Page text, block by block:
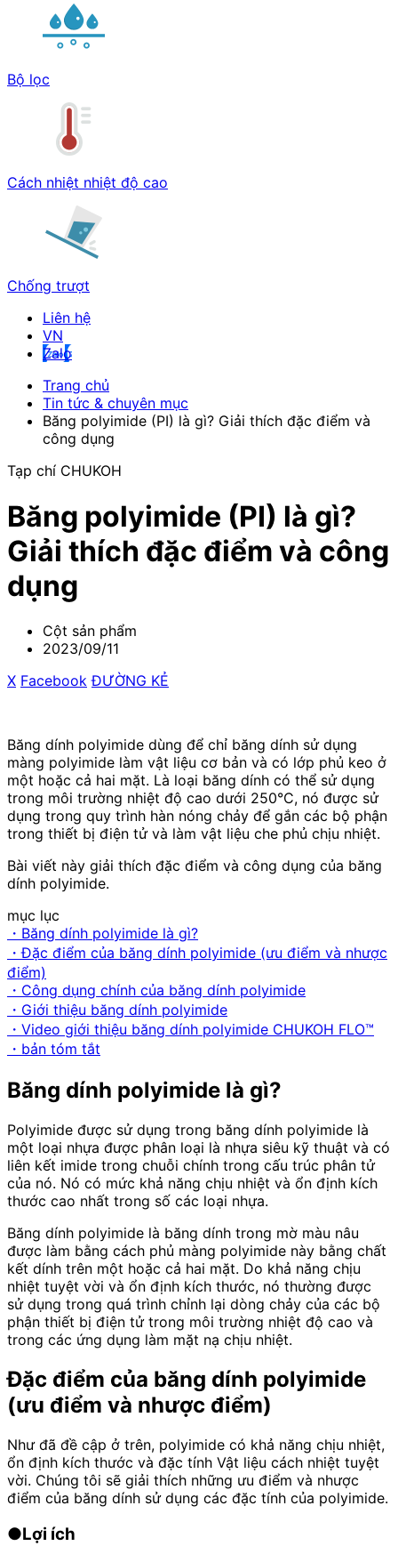
Bộ lọc
Cách nhiệt nhiệt độ cao
Chống trượt
Liên hệ
Zalo
Trang chủ
Tin tức & chuyên mục
Băng polyimide (PI) là gì? Giải thích đặc điểm và
công dụng
Tạp chí CHUKOH
Băng polyimide (PI) là gì?
Giải thích đặc điểm và công
dụng
Cột sản phẩm
2023/09/11
X Facebook ​ ​ĐƯỜNG KẺ
Băng dính polyimide dùng để chỉ băng dính sử dụng
màng polyimide làm vật liệu cơ bản và có lớp phủ keo ở
một hoặc cả hai mặt. Là loại băng dính có thể sử dụng
trong môi trường nhiệt độ cao dưới 250°C, nó được sử
dụng trong quy trình hàn nóng chảy để gắn các bộ phận
trong thiết bị điện tử và làm vật liệu che phủ chịu nhiệt.
Bài viết này giải thích đặc điểm và công dụng của băng
dính polyimide.
mục lục
・Băng dính polyimide là gì?
・Đặc điểm của băng dính polyimide (ưu điểm và nhược
điểm)
・Công dụng chính của băng dính polyimide
・Giới thiệu băng dính polyimide
・Video giới thiệu băng dính polyimide CHUKOH FLO™
・bản tóm tắt
Băng dính polyimide là gì?
Polyimide được sử dụng trong băng dính polyimide là
một loại nhựa được phân loại là nhựa siêu kỹ thuật và có
liên kết imide trong chuỗi chính trong cấu trúc phân tử
của nó. Nó có mức khả năng chịu nhiệt và ổn định kích
thước cao nhất trong số các loại nhựa.
Băng dính polyimide là băng dính trong mờ màu nâu
được làm bằng cách phủ màng polyimide này bằng chất
kết dính trên một hoặc cả hai mặt. Do khả năng chịu
nhiệt tuyệt vời và ổn định kích thước, nó thường được
sử dụng trong quá trình chỉnh lại dòng chảy của các bộ
phận thiết bị điện tử trong môi trường nhiệt độ cao và
trong các ứng dụng làm mặt nạ chịu nhiệt.
Đặc điểm của băng dính polyimide
(ưu điểm và nhược điểm)
Như đã đề cập ở trên, polyimide có khả năng chịu nhiệt,
ổn định kích thước và đặc tính Vật liệu cách nhiệt tuyệt
vời. Chúng tôi sẽ giải thích những ưu điểm và nhược
điểm của băng dính sử dụng các đặc tính của polyimide.
●Lợi ích